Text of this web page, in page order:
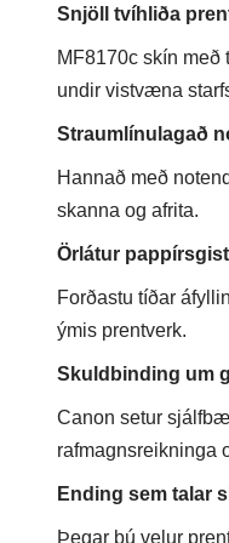
Snjöll tvíhliða
MF8170c skín
undir vistvæna
Straumlínulagað
Hannað með
skanna og afrita.
Örlátur
Forðastu tíðar
ýmis prentverk.
Skuldbinding um
Canon setur
rafmagnsreikninga
Ending sem talar
Þegar þú velur